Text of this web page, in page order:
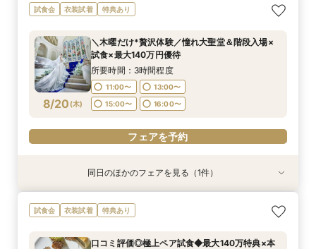
8/19(水)
【大切なペットと挙式＆披露宴どちらもOK】
ペット婚*安心相談会
11:05〜 15:00〜
フェアを予約
試食会 衣装試着 特典あり
8/20 (木)
＼木曜だけ*贅沢体験／憧れ大聖堂＆階段入場×
試食×最大140万円優待
所要時間：3時間程度
11:00〜
13:00〜
15:00〜
16:00〜
フェアを予約
衣装試着 特典あり
【大切なペットと挙式＆披露宴どちらもOK】
ペット婚*安心相談会
同日のほかのフェアを見る（1件）
試食会 衣装試着 特典あり
口コミ評価◎極上ペア試食◆最大140万特典×本